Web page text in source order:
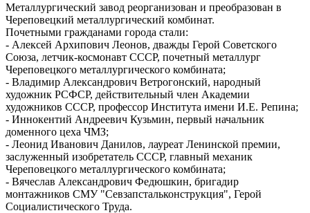
Металлургический завод реорганизован и преобразован в
Череповецкий металлургический комбинат.
Почетными гражданами города стали:
- Алексей Архипович Леонов, дважды Герой Советского
Союза, летчик-космонавт СССР, почетный металлург
Череповецкого металлургического комбината;
- Владимир Александрович Ветрогонский, народный
художник РСФСР, действительный член Академии
художников СССР, профессор Института имени И.Е. Репина;
- Иннокентий Андреевич Кузьмин, первый начальник
доменного цеха ЧМЗ;
- Леонид Иванович Данилов, лауреат Ленинской премии,
заслуженный изобретатель СССР, главный механик
Череповецкого металлургического комбината;
- Вячеслав Александрович Федюшкин, бригадир
монтажников СМУ "Севзапстальконструкция", Герой
Социалистического Труда.